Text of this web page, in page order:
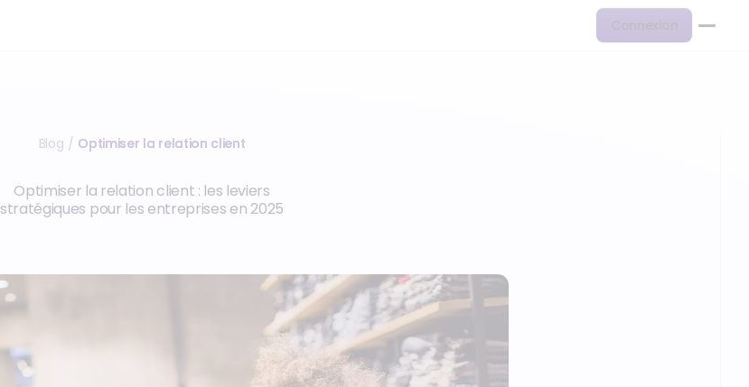
Connexion
Blog / Optimiser la relation client
Optimiser la relation client : les leviers
stratégiques pour les entreprises en 2025